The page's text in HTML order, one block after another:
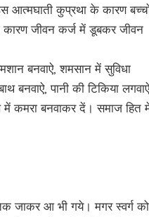
आत्मघाती कुप्रथा के कारण
कारण जीवन कर्ज में डूबकर जीवन
बनवाऐ, शमसान में सुविधा
बनवाऐ, पानी की टिकिया
कमरा बनवाकर दें। समाज हित
जाकर आ भी गये। मगर स्वर्ग को